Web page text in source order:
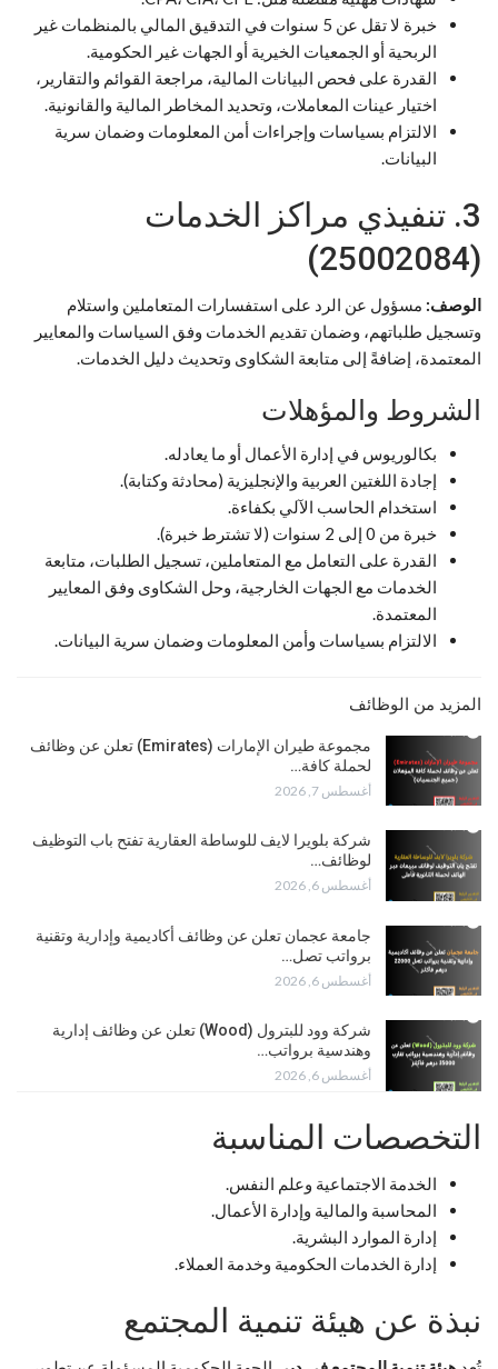
خبرة لا تقل عن 5 سنوات في التدقيق المالي بالمنظمات غير
الربحية أو الجمعيات الخيرية أو الجهات غير الحكومية.
القدرة على فحص البيانات المالية، مراجعة القوائم والتقارير،
اختيار عينات المعاملات، وتحديد المخاطر المالية والقانونية.
الالتزام بسياسات وإجراءات أمن المعلومات وضمان سرية
البيانات.
3. تنفيذي مراكز الخدمات
(25002084)
الوصف: مسؤول عن الرد على استفسارات المتعاملين واستلام
وتسجيل طلباتهم، وضمان تقديم الخدمات وفق السياسات والمعايير
المعتمدة، إضافةً إلى متابعة الشكاوى وتحديث دليل الخدمات.
الشروط والمؤهلات
بكالوريوس في إدارة الأعمال أو ما يعادله.
إجادة اللغتين العربية والإنجليزية (محادثة وكتابة).
استخدام الحاسب الآلي بكفاءة.
خبرة من 0 إلى 2 سنوات (لا تشترط خبرة).
القدرة على التعامل مع المتعاملين، تسجيل الطلبات، متابعة
الخدمات مع الجهات الخارجية، وحل الشكاوى وفق المعايير
المعتمدة.
الالتزام بسياسات وأمن المعلومات وضمان سرية البيانات.
المزيد من الوظائف
مجموعة طيران الإمارات (Emirates) تعلن عن وظائف
لحملة كافة…
أغسطس 7, 2026
شركة بلويرا لايف للوساطة العقارية تفتح باب التوظيف
لوظائف…
أغسطس 6, 2026
جامعة عجمان تعلن عن وظائف أكاديمية وإدارية وتقنية
برواتب تصل…
أغسطس 6, 2026
شركة وود للبترول (Wood) تعلن عن وظائف إدارية
وهندسية برواتب…
أغسطس 6, 2026
التخصصات المناسبة
الخدمة الاجتماعية وعلم النفس.
المحاسبة والمالية وإدارة الأعمال.
إدارة الموارد البشرية.
إدارة الخدمات الحكومية وخدمة العملاء.
نبذة عن هيئة تنمية المجتمع